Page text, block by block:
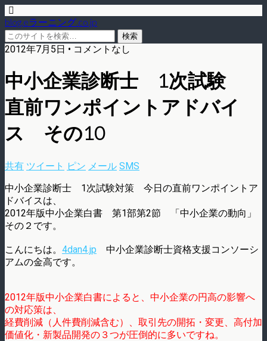
blog.eラーニング.co.jp
2012年7月5日 • コメントなし
中小企業診断士 1次試験
直前ワンポイントアドバイ
ス その10
共有 ツイート ピン メール SMS
中小企業診断士 1次試験対策 今日の直前ワンポイントア
ドバイスは、
2012年版中小企業白書 第1部第2節 「中小企業の動向」
その２です。
こんにちは。 4dan4.jp 中小企業診断士資格支援コンソーシ
アムの金高です。
2012年版中小企業白書によると、中小企業の円高の影響へ
の対応策は、
経費削減（人件費削減含む）、取引先の開拓・変更、高付加
価値化・新製品開発の３つが圧倒的に多いですね。